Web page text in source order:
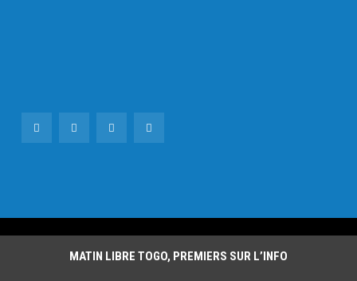
MATIN LIBRE TOGO, PREMIERS SUR L’INFO